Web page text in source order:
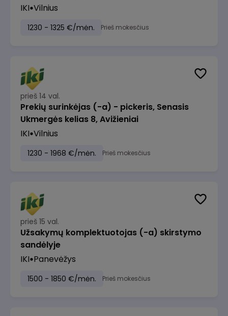
IKI Vilnius
1230 - 1325 €/mėn. Prieš mokesčius
prieš 14 val.
Prekių surinkėjas (-a) - pickeris, Senasis
Ukmergės kelias 8, Avižieniai
IKI Vilnius
1230 - 1968 €/mėn. Prieš mokesčius
prieš 15 val.
Užsakymų komplektuotojas (-a) skirstymo
sandėlyje
IKI Panevėžys
1500 - 1850 €/mėn. Prieš mokesčius